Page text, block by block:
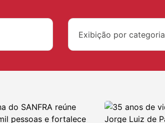
Exibição por categoria